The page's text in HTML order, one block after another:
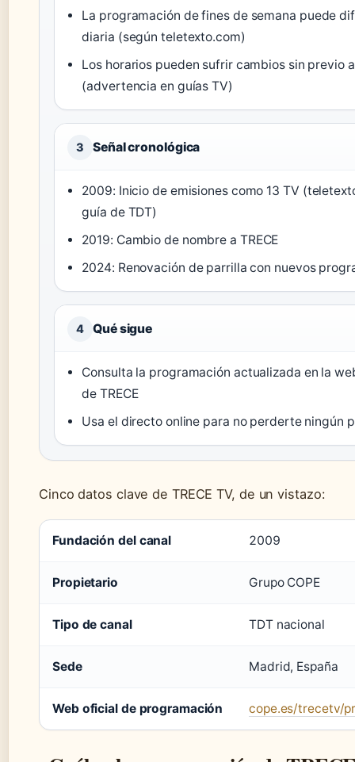
La programación de fines de semana puede
diaria (según teletexto.com)
Los horarios pueden sufrir cambios sin previo
(advertencia en guías TV)
3 Señal cronológica
2009: Inicio de emisiones como 13 TV
guía de TDT)
2019: Cambio de nombre a TRECE
2024: Renovación de parrilla con nuevos
4 Qué sigue
Consulta la programación actualizada en la
de TRECE
Usa el directo online para no perderte ningún
Cinco datos clave de TRECE TV, de un vistazo:
Fundación del canal 2009
Propietario Grupo COPE
Tipo de canal TDT nacional
Sede Madrid, España
Web oficial de programación cope.es/trecetv/